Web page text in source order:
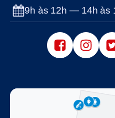
9h às 12h — 14h às